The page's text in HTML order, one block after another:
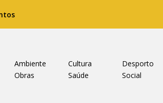
Ambiente Cultura Desporto
Obras
Saúde Social